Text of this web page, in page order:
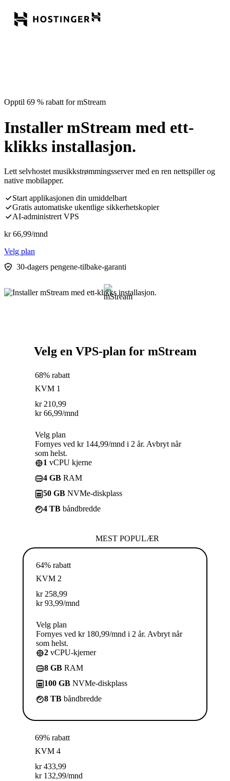
Opptil 69 % rabatt for mStream
Installer mStream med ett-
klikks installasjon.
Lett selvhostet musikkstrømmingsserver med en ren nettspiller og
native mobilapper.
Start applikasjonen din umiddelbart
Gratis automatiske ukentlige sikkerhetskopier
AI-administrert VPS
kr 66,99/mnd
Velg plan
30-dagers pengene-tilbake-garanti
Velg en VPS-plan for mStream
68% rabatt
KVM 1
kr 210,99
kr 66,99/mnd
Velg plan
Fornyes ved kr 144,99/mnd i 2 år. Avbryt når
som helst.
1 vCPU kjerne
4 GB RAM
50 GB NVMe-diskplass
4 TB båndbredde
MEST POPULÆR
64% rabatt
KVM 2
kr 258,99
kr 93,99/mnd
Velg plan
Fornyes ved kr 180,99/mnd i 2 år. Avbryt når
som helst.
2 vCPU-kjerner
8 GB RAM
100 GB NVMe-diskplass
8 TB båndbredde
69% rabatt
KVM 4
kr 433,99
kr 132,99/mnd